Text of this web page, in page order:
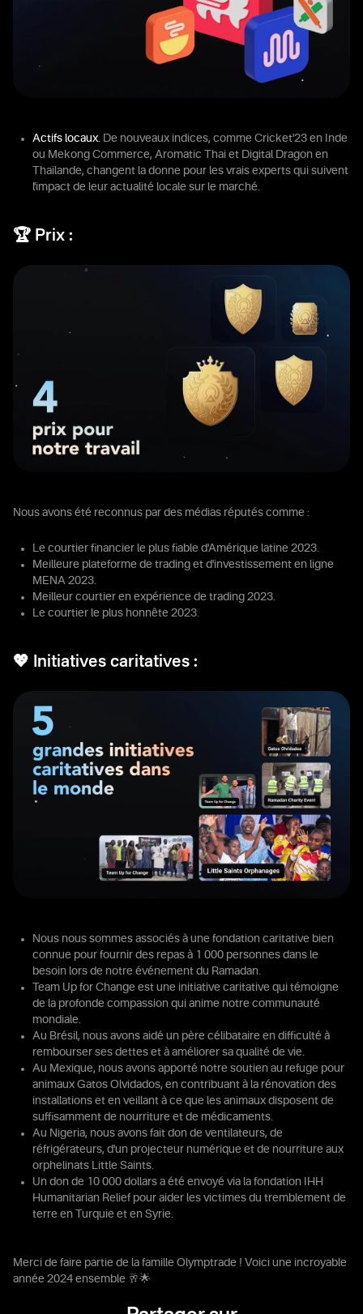
Actifs locaux. De nouveaux indices, comme Cricket'23 en Inde
ou Mekong Commerce, Aromatic Thai et Digital Dragon en
Thaïlande, changent la donne pour les vrais experts qui suivent
l'impact de leur actualité locale sur le marché.
🏆 Prix :
Nous avons été reconnus par des médias réputés comme :
Le courtier financier le plus fiable d'Amérique latine 2023.
Meilleure plateforme de trading et d'investissement en ligne
MENA 2023.
Meilleur courtier en expérience de trading 2023.
Le courtier le plus honnête 2023.
💖 Initiatives caritatives :
Nous nous sommes associés à une fondation caritative bien
connue pour fournir des repas à 1 000 personnes dans le
besoin lors de notre événement du Ramadan.
Team Up for Change est une initiative caritative qui témoigne
de la profonde compassion qui anime notre communauté
mondiale.
Au Brésil, nous avons aidé un père célibataire en difficulté à
rembourser ses dettes et à améliorer sa qualité de vie.
Au Mexique, nous avons apporté notre soutien au refuge pour
animaux Gatos Olvidados, en contribuant à la rénovation des
installations et en veillant à ce que les animaux disposent de
suffisamment de nourriture et de médicaments.
Au Nigeria, nous avons fait don de ventilateurs, de
réfrigérateurs, d'un projecteur numérique et de nourriture aux
orphelinats Little Saints.
Un don de 10 000 dollars a été envoyé via la fondation IHH
Humanitarian Relief pour aider les victimes du tremblement de
terre en Turquie et en Syrie.
Merci de faire partie de la famille Olymptrade ! Voici une incroyable
année 2024 ensemble 🥂🌟